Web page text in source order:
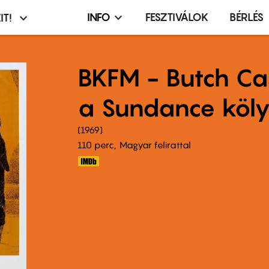
Infó,
terembérlés
menü
INFO FESZTIVÁLOK BÉRLÉS
BKFM - Butch
a Sundance
1969
110 perc,
Magyar felirattal